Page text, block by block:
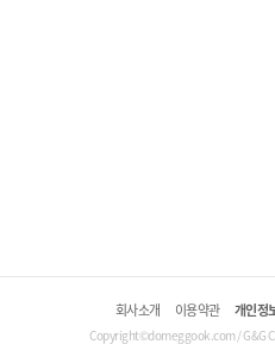
회사소개 이용약관 개인정
Copyright©domeggook.com / G&G